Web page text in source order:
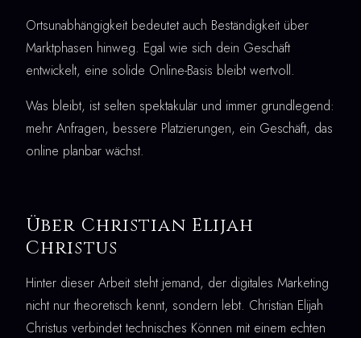
Ortsunabhängigkeit bedeutet auch Beständigkeit über
Marktphasen hinweg. Egal wie sich dein Geschäft
entwickelt, eine solide Online-Basis bleibt wertvoll.
Was bleibt, ist selten spektakulär und immer grundlegend:
mehr Anfragen, bessere Platzierungen, ein Geschäft, das
online planbar wächst.
Über Christian Elijah
Christus
Hinter dieser Arbeit steht jemand, der digitales Marketing
nicht nur theoretisch kennt, sondern lebt. Christian Elijah
Christus verbindet technisches Können mit einem echten